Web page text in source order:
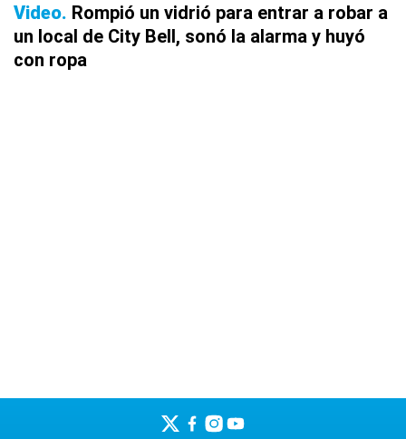
Video Rompió un vidrió para entrar a robar a
un local de City Bell, sonó la alarma y huyó
con ropa